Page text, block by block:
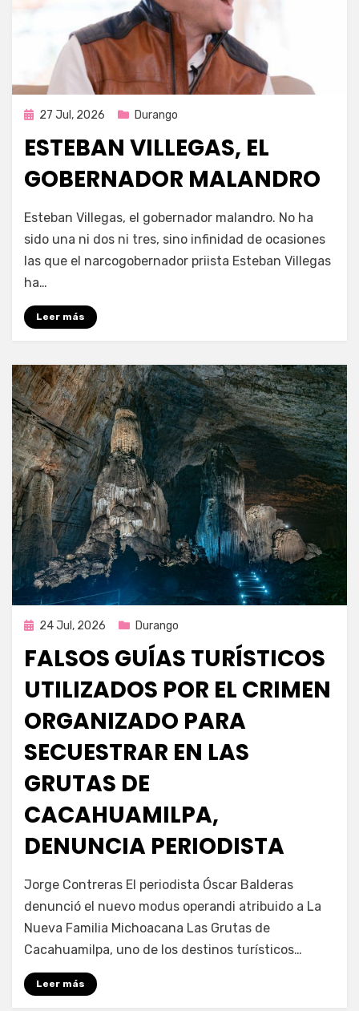
Publicada
27 Jul, 2026 Durango
ESTEBAN VILLEGAS, EL
GOBERNADOR MALANDRO
por Fernando Miranda Servín
Esteban Villegas, el gobernador malandro. No ha
sido una ni dos ni tres, sino infinidad de ocasiones
las que el narcogobernador priista Esteban Villegas
ha…
Leer más
Publicada
24 Jul, 2026 Durango
FALSOS GUÍAS TURÍSTICOS
UTILIZADOS POR EL CRIMEN
ORGANIZADO PARA
SECUESTRAR EN LAS
GRUTAS DE
CACAHUAMILPA,
DENUNCIA PERIODISTA
Fernando Miranda Servín
Jorge Contreras El periodista Óscar Balderas
denunció el nuevo modus operandi atribuido a La
Nueva Familia Michoacana Las Grutas de
Cacahuamilpa, uno de los destinos turísticos…
Leer más